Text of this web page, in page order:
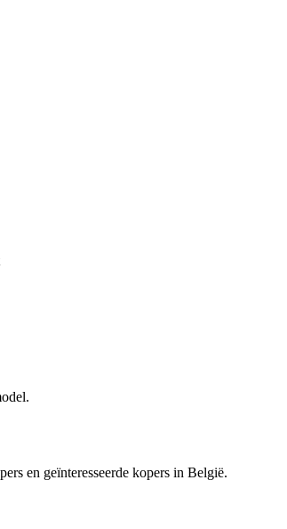
en geïnteresseerde kopers in België.